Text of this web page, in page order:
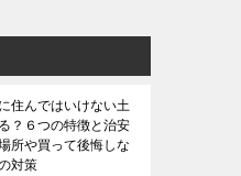
住んではいけない土
？６つの特徴と治安
所や買って後悔しな
対策